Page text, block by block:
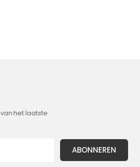
het laatste